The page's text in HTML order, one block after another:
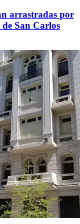
arrastradas por
San Carlos